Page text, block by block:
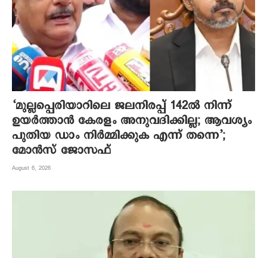
‘മുല്ലപ്പെരിയാറിലെ ജലനിരപ്പ് 142ല്‍ നിന്ന്
ഉയര്‍ത്താന്‍ കേരളം അനുവദിക്കില്ല; ആവശ്യം
പുതിയ ഡാം നിര്‍മ്മിക്കുക എന്ന് തന്നെ’;
മോന്‍സ് ജോസഫ്
August 6, 2026